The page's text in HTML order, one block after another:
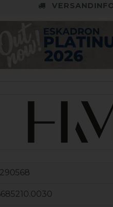
290568